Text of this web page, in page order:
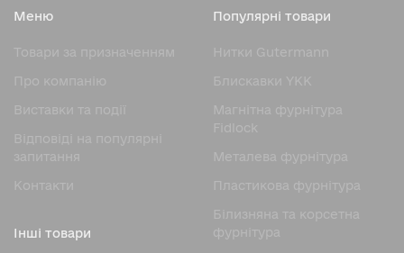
Меню
Товари за призначенням
Про компанію
Виставки та події
Відповіді на популярні
запитання
Контакти
Популярні товари
Нитки Gutermann
Блискавки YKK
Магнітна фурнітура
Fidlock
Металева фурнітура
Пластикова фурнітура
Білизняна та корсетна
фурнітура
Інші товари